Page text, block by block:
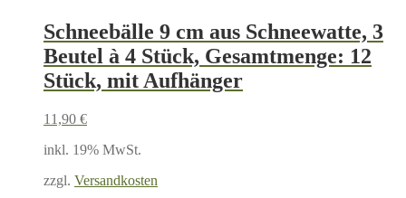
Schneebälle 9 cm aus Schneewatte, 3
Beutel à 4 Stück, Gesamtmenge: 12
Stück, mit Aufhänger
11,90 €
inkl. 19% MwSt.
zzgl. Versandkosten